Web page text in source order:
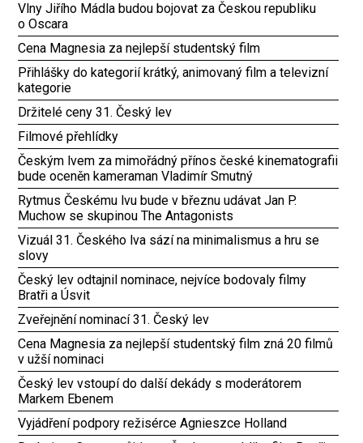
Vlny Jiřího Mádla budou bojovat za Českou republiku
o Oscara
Cena Magnesia za nejlepší studentský film
Přihlášky do kategorií krátký, animovaný film a televizní
kategorie
Držitelé ceny 31. Český lev
Filmové přehlídky
Českým lvem za mimořádný přínos české kinematografii
bude oceněn kameraman Vladimír Smutný
Rytmus Českému lvu bude v březnu udávat Jan P.
Muchow se skupinou The Antagonists
Vizuál 31. Českého lva sází na minimalismus a hru se
slovy
Český lev odtajnil nominace, nejvíce bodovaly filmy
Bratři a Úsvit
Zveřejnění nominací 31. Český lev
Cena Magnesia za nejlepší studentský film zná 20 filmů
v užší nominaci
Český lev vstoupí do další dekády s moderátorem
Markem Ebenem
Vyjádření podpory režisérce Agnieszce Holland